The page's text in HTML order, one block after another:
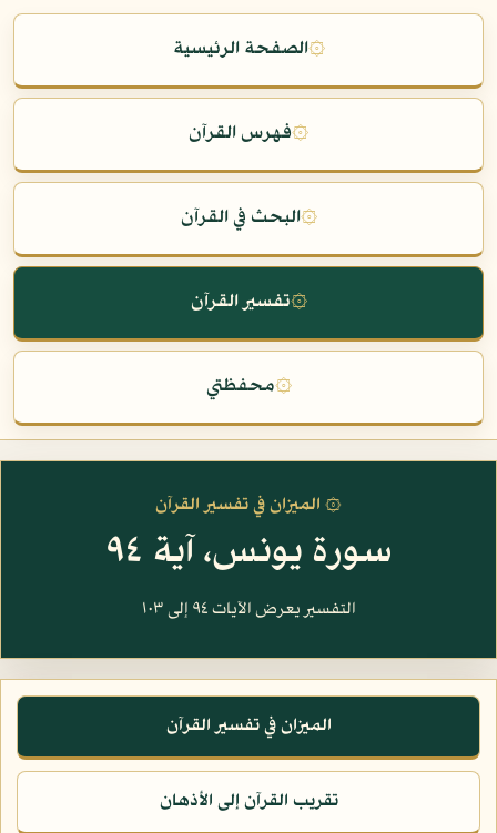
۞الصفحة الرئيسية
۞فهرس القرآن
۞البحث في القرآن
۞تفسير القرآن
۞محفظتي
۞ الميزان في تفسير القرآن
سورة يونس، آية ٩٤
التفسير يعرض الآيات ٩٤ إلى ١٠٣
الميزان في تفسير القرآن
تقريب القرآن إلى الأذهان